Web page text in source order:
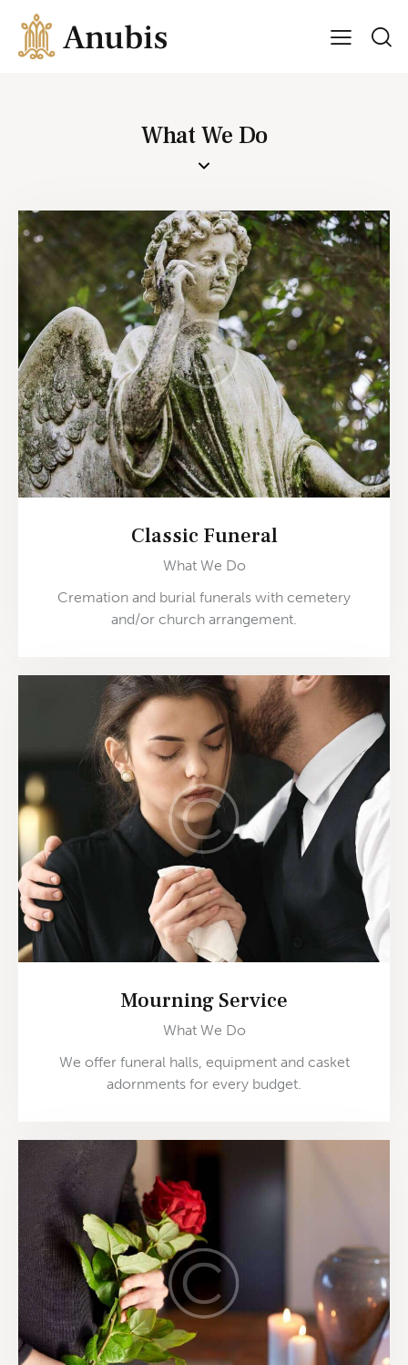
What We Do
Classic Funeral
What We Do
Cremation and burial funerals with cemetery
and/or church arrangement.
Mourning Service
What We Do
We offer funeral halls, equipment and casket
adornments for every budget.